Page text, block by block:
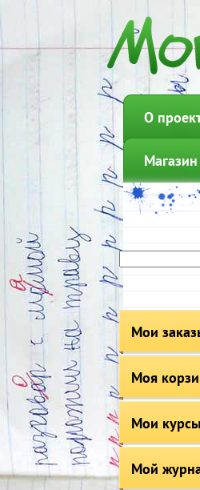
О
Мои
Моя
Мои курсы
Мой